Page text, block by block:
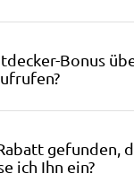
Bonus
gefunden,
ich Ihn ein?